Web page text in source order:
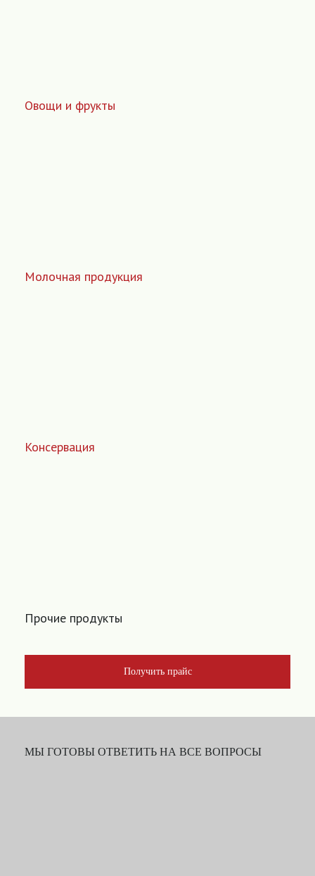
Овощи и фрукты
Молочная продукция
Консервация
Прочие продукты
Получить прайс
МЫ ГОТОВЫ ОТВЕТИТЬ НА ВСЕ ВОПРОСЫ